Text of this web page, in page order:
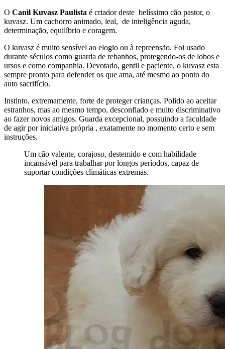
O Canil Kuvasz Paulista é criador deste belíssimo cão pastor, o
kuvasz. Um cachorro animado, leal, de inteligência aguda,
determinação, equilíbrio e coragem.
O kuvasz é muito sensível ao elogio ou à repreensão. Foi usado
durante séculos como guarda de rebanhos, protegendo-os de lobos e
ursos e como companhia. Devotado, gentil e paciente, o kuvasz esta
sempre pronto para defender os que ama, até mesmo ao ponto do
auto sacrifício.
Instinto, extremamente, forte de proteger crianças. Polido ao aceitar
estranhos, mas ao mesmo tempo, desconfiado e muito discriminativo
ao fazer novos amigos. Guarda excepcional, possuindo a faculdade
de agir por iniciativa própria , exatamente no momento certo e sem
instruções.
Um cão valente, corajoso, destemido e com habilidade
incansável para trabalhar por longos períodos, capaz de
suportar condições climáticas extremas.